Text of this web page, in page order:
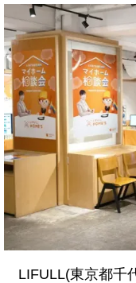
LIFULL(東京都千